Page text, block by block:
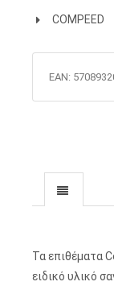
COMPEED
EAN:
Τα επιθέματα
ειδικό υλικό